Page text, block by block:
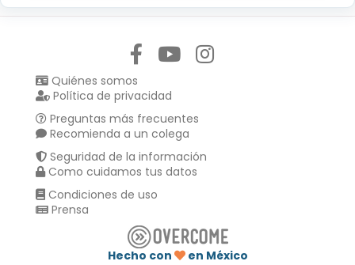
Quiénes somos
Política de privacidad
Preguntas más frecuentes
Recomienda a un colega
Seguridad de la información
Como cuidamos tus datos
Condiciones de uso
Prensa
Hecho con en México